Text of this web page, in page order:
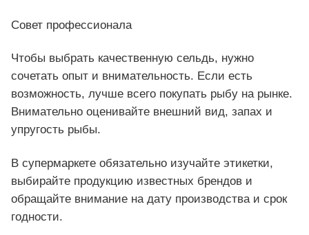
Совет профессионала
Чтобы выбрать качественную сельдь, нужно
сочетать опыт и внимательность. Если есть
возможность, лучше всего покупать рыбу на рынке.
Внимательно оценивайте внешний вид, запах и
упругость рыбы.
В супермаркете обязательно изучайте этикетки,
выбирайте продукцию известных брендов и
обращайте внимание на дату производства и срок
годности.